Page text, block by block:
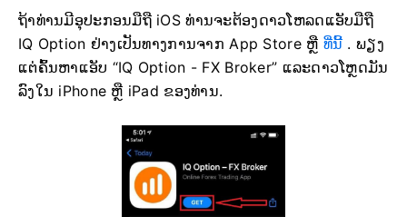
ຖ້າທ່ານມີອຸປະກອນມືຖື iOS ທ່ານຈະຕ້ອງດາວໂຫລດແອັບມືຖື
IQ Option ຢ່າງເປັນທາງການຈາກ App Store ຫຼື ທີ່ນີ້ . ພຽງ
ແຕ່ຄົ້ນຫາແອັບ “IQ Option - FX Broker” ແລະດາວໂຫຼດມັນ
ລົງໃນ iPhone ຫຼື iPad ຂອງທ່ານ.